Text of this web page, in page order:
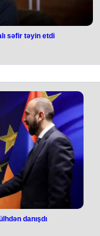
Volodimir Zelenski imzalayıb.
çıxışı zamanı elan
və Ukrayna arasında
baş verir.
O, 2021-ci il
il avqustun 23-də
baş vermiş qaz kəmərinin bir
həbs edilib və 17 il müddətinə
cü il iyunun sonunda rus
edilib.
səfir təyin etdi
danışdı